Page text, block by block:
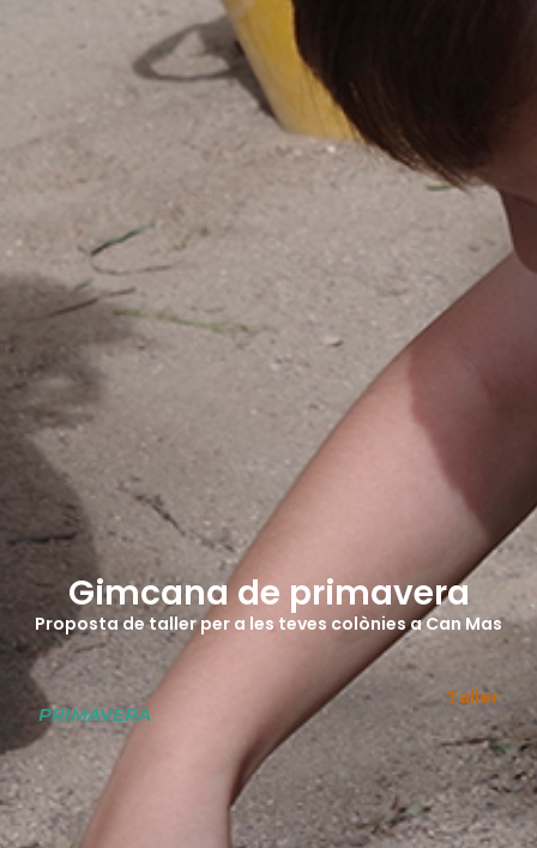
Gimcana de primavera
Proposta de taller per a les teves colònies a Can Mas
Taller
PRIMAVERA